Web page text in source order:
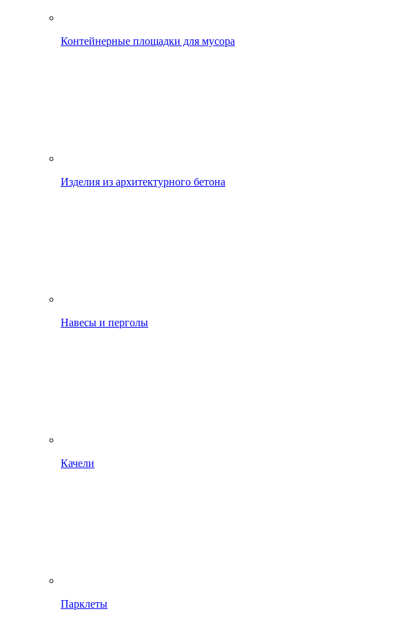
Контейнерные площадки для мусора
Изделия из архитектурного бетона
Навесы и перголы
Качели
Парклеты